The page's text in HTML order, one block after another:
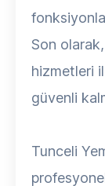
Son
hizmetleri
güvenli
Tunceli